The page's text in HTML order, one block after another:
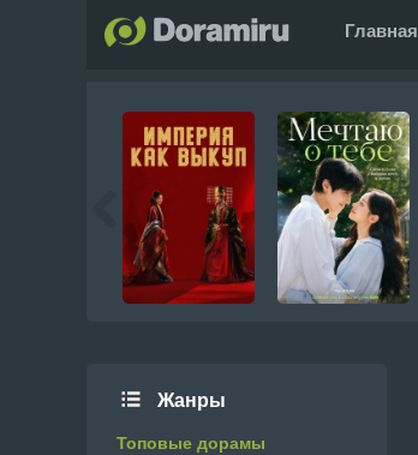
Главная
Жанры
Топовые дорамы